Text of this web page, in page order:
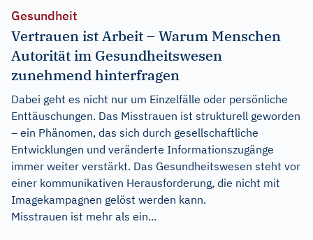
Gesundheit
Vertrauen ist Arbeit – Warum Menschen
Autorität im Gesundheitswesen
zunehmend hinterfragen
Dabei geht es nicht nur um Einzelfälle oder persönliche
Enttäuschungen. Das Misstrauen ist strukturell geworden
– ein Phänomen, das sich durch gesellschaftliche
Entwicklungen und veränderte Informationszugänge
immer weiter verstärkt. Das Gesundheitswesen steht vor
einer kommunikativen Herausforderung, die nicht mit
Imagekampagnen gelöst werden kann.
Misstrauen ist mehr als ein...